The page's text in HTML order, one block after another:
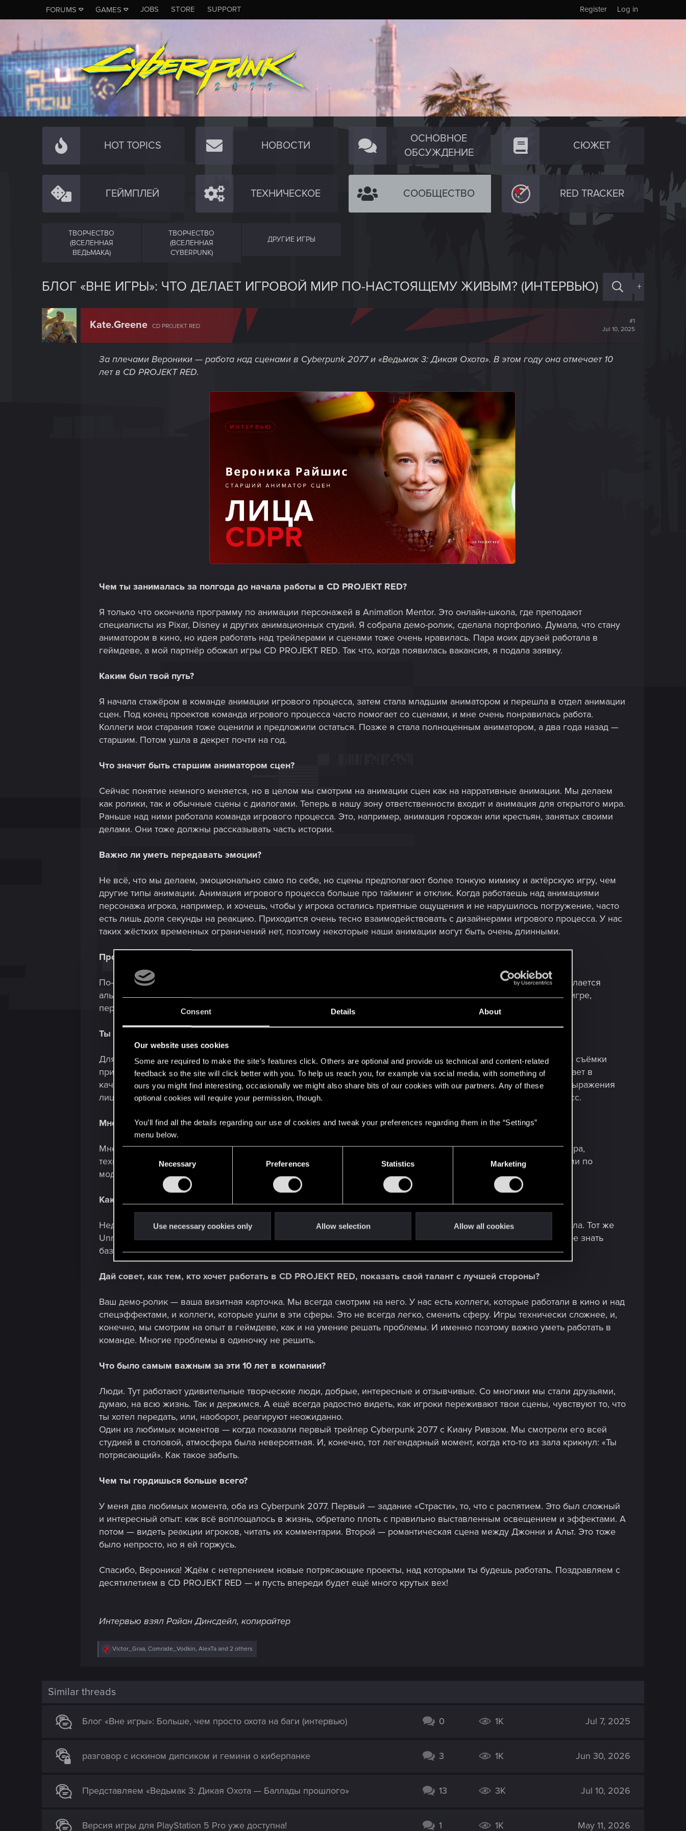
Consent Details About
Our website uses cookies
Some are required to make the site’s features click. Others are optional and provide us technical and content-related
feedback so the site will click better with you. To help us reach you, for example via social media, with something of
ours you might find interesting, occasionally we might also share bits of our cookies with our partners. Any of these
optional cookies will require your permission, though.
You’ll find all the details regarding our use of cookies and tweak your preferences regarding them in the “Settings”
menu below.
e
l
e
t
Necessary Preferences Statistics Marketing
Use necessary cookies only Allow selection Allow all cookies
FORUMS GAMES JOBS STORE SUPPORT Log in
Register
HOT TOPICS НОВОСТИ
ОСНОВНОЕ
ОБСУЖДЕНИЕ
СЮЖЕТ
ГЕЙМПЛЕЙ ТЕХНИЧЕСКОЕ СООБЩЕСТВО RED TRACKER
ТВОРЧЕСТВО
(ВСЕЛЕННАЯ
ВЕДЬМАКА)
ТВОРЧЕСТВО
(ВСЕЛЕННАЯ
CYBERPUNK)
ДРУГИЕ ИГРЫ
БЛОГ «ВНЕ ИГРЫ»: ЧТО ДЕЛАЕТ ИГРОВОЙ МИР ПО-НАСТОЯЩЕМУ ЖИВЫМ? (ИНТЕРВЬЮ) +
Kate.Greene CD PROJEKT RED
#1
Jul 10, 2025
За плечами Вероники — работа над сценами в Cyberpunk 2077 и «Ведьмак 3: Дикая Охота». В этом году она отмечает 10
лет в CD PROJEKT RED.
Чем ты занималась за полгода до начала работы в CD PROJEKT RED?
Я только что окончила программу по анимации персонажей в Animation Mentor. Это онлайн-школа, где преподают
специалисты из Pixar, Disney и других анимационных студий. Я собрала демо-ролик, сделала портфолио. Думала, что стану
аниматором в кино, но идея работать над трейлерами и сценами тоже очень нравилась. Пара моих друзей работала в
геймдеве, а мой партнёр обожал игры CD PROJEKT RED. Так что, когда появилась вакансия, я подала заявку.
Каким был твой путь?
Я начала стажёром в команде анимации игрового процесса, затем стала младшим аниматором и перешла в отдел анимации
сцен. Под конец проектов команда игрового процесса часто помогает со сценами, и мне очень понравилась работа.
Коллеги мои старания тоже оценили и предложили остаться. Позже я стала полноценным аниматором, а два года назад —
старшим. Потом ушла в декрет почти на год.
Что значит быть старшим аниматором сцен?
Сейчас понятие немного меняется, но в целом мы смотрим на анимации сцен как на нарративные анимации. Мы делаем
как ролики, так и обычные сцены с диалогами. Теперь в нашу зону ответственности входит и анимация для открытого мира.
Раньше над ними работала команда игрового процесса. Это, например, анимация горожан или крестьян, занятых своими
делами. Они тоже должны рассказывать часть истории.
Важно ли уметь передавать эмоции?
Не всё, что мы делаем, эмоционально само по себе, но сцены предполагают более тонкую мимику и актёрскую игру, чем
другие типы анимации. Анимация игрового процесса больше про тайминг и отклик. Когда работаешь над анимациями
персонажа игрока, например, и хочешь, чтобы у игрока остались приятные ощущения и не нарушилось погружение, часто
есть лишь доля секунды на реакцию. Приходится очень тесно взаимодействовать с дизайнерами игрового процесса. У нас
таких жёстких временных ограничений нет, поэтому некоторые наши анимации могут быть очень длинными.
Процесс скорее чёткий или гибкий?
По-разному. Все постоянно меняется, какие-то анимации не проходят и приходится их переснимать. Сначала делается
альфа-версия, «черновик» с идеей, но без идеальной полировки. Если мы на 100% уверены, что сцена будет в игре,
переходим к бета-версии и полировке. Но это не всегда так просто!
Ты участвуешь в захвате движений?
Для некоторых сцен мы записываем специальные движения, и они делаются под сценарий. В таких случаях на съёмки
приходят двое: аниматор сцен и дизайнер сцен. Аниматор следит за техническими аспектами, дизайнер выступает в
качестве режиссёра, направляет художественное видение. Сейчас мы записываем не только движения, но и выражения
лица и голос. Это называется «захват исполнения». Всё стало сложнее, ещё больше людей вовлечено в процесс.
Много приходится общаться с другими отделами?
Много. У нас очень командная работа. Мы тесно сотрудничаем с дизайнерами сцен, дизайнерами открытого мира,
техническими программистами, специалистами по захвату движений, дизайнерами персонажей и специалистами по
моделированию. Взаимодействий много! Конечно, не со всеми одновременно, но постоянно.
Какие технические навыки нужны для этой работы?
Недавно мы перешли на новый движок, поэтому могу сказать: не нужно быть экспертом во всем с самого начала. Тот же
Unreal Engine — это инструмент, которому можно научиться, хотя, опыт никогда не лишний. Но для меня, главное знать
базовые принципы анимации.
Дай совет, как тем, кто хочет работать в CD PROJEKT RED, показать свой талант с лучшей стороны?
Ваш демо-ролик — ваша визитная карточка. Мы всегда смотрим на него. У нас есть коллеги, которые работали в кино и над
спецэффектами, и коллеги, которые ушли в эти сферы. Это не всегда легко, сменить сферу. Игры технически сложнее, и,
конечно, мы смотрим на опыт в геймдеве, как и на умение решать проблемы. И именно поэтому важно уметь работать в
команде. Многие проблемы в одиночку не решить.
Что было самым важным за эти 10 лет в компании?
Люди. Тут работают удивительные творческие люди, добрые, интересные и отзывчивые. Со многими мы стали друзьями,
думаю, на всю жизнь. Так и держимся. А ещё всегда радостно видеть, как игроки переживают твои сцены, чувствуют то, что
ты хотел передать, или, наоборот, реагируют неожиданно.
Один из любимых моментов — когда показали первый трейлер Cyberpunk 2077 с Киану Ривзом. Мы смотрели его всей
студией в столовой, атмосфера была невероятная. И, конечно, тот легендарный момент, когда кто-то из зала крикнул: «Ты
потрясающий». Как такое забыть.
Чем ты гордишься больше всего?
У меня два любимых момента, оба из Cyberpunk 2077. Первый — задание «Страсти», то, что с распятием. Это был сложный
и интересный опыт: как всё воплощалось в жизнь, обретало плоть с правильно выставленным освещением и эффектами. А
потом — видеть реакции игроков, читать их комментарии. Второй — романтическая сцена между Джонни и Альт. Это тоже
было непросто, но я ей горжусь.
Спасибо, Вероника! Ждём с нетерпением новые потрясающие проекты, над которыми ты будешь работать. Поздравляем с
десятилетием в CD PROJEKT RED — и пусть впереди будет ещё много крутых вех!
Интервью взял Райан Динсдейл, копирайтер
R
i
o
:
Victor_Graa, Comrade_Vodkin, AlexTa and 2 others
Similar threads
Блог «Вне игры»: Больше, чем просто охота на баги (интервью) 0 1K Jul 7, 2025
разговор с искином дипсиком и гемини о киберпанке 3 1K Jun 30, 2026
Представляем «Ведьмак 3: Дикая Охота — Баллады прошлого» 13 3K Jul 10, 2026
Версия игры для PlayStation 5 Pro уже доступна! 1 1K May 11, 2026